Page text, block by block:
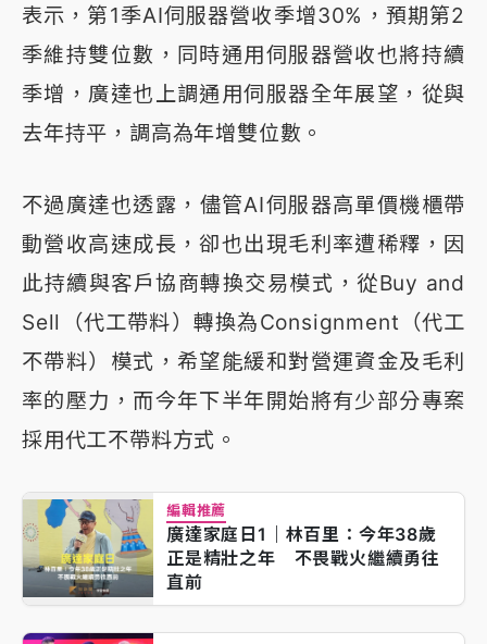
表示，第1季AI伺服器營收季增30%，預期第2
季維持雙位數，同時通用伺服器營收也將持續
季增，廣達也上調通用伺服器全年展望，從與
去年持平，調高為年增雙位數。
不過廣達也透露，儘管AI伺服器高單價機櫃帶
動營收高速成長，卻也出現毛利率遭稀釋，因
此持續與客戶協商轉換交易模式，從Buy and
Sell（代工帶料）轉換為Consignment（代工
不帶料）模式，希望能緩和對營運資金及毛利
率的壓力，而今年下半年開始將有少部分專案
採用代工不帶料方式。
編輯推薦
廣達家庭日1｜林百里：今年38歲
正是精壯之年 不畏戰火繼續勇往
直前